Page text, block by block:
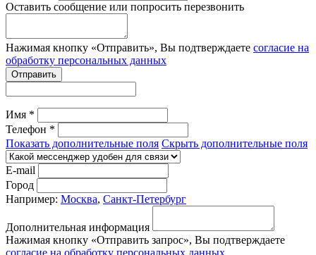
Оставить сообщение или попросить перезвонить
Нажимая кнопку «Отправить», Вы подтверждаете согласие на
обработку персональных данных
Отправить
Имя *
Телефон *
Показать дополнительные поля Скрыть дополнительные поля
E-mail
Город
Например: Москва, Санкт-Петербург
Дополнительная информация
Нажимая кнопку «Отправить запрос», Вы подтверждаете